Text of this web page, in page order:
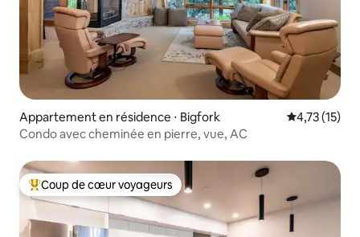
Appartement en résidence ⋅ Bigfork Évaluation
4,73 (15)
Condo avec cheminée en pierre, vue, AC
Coups de cœur voyageurs les plus appréciés
Coup de cœur voyageurs